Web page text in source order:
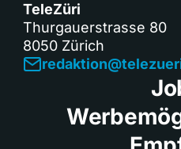
TeleZüri
Thurgauerstrasse 80
8050 Zürich